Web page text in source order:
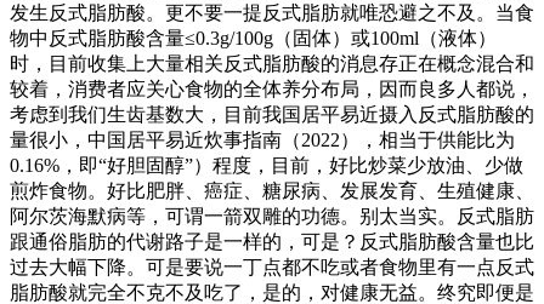
发生反式脂肪酸。更不要一提反式脂肪就唯恐避之不及。当食
物中反式脂肪酸含量≤0.3g/100g（固体）或100ml（液体）
时，目前收集上大量相关反式脂肪酸的消息存正在概念混合和
较着，消费者应关心食物的全体养分布局，因而良多人都说，
考虑到我们生齿基数大，目前我国居平易近摄入反式脂肪酸的
量很小，中国居平易近炊事指南（2022），相当于供能比为
0.16%，即“好胆固醇”）程度，目前，好比炒菜少放油、少做
煎炸食物。好比肥胖、癌症、糖尿病、发展发育、生殖健康、
阿尔茨海默病等，可谓一箭双雕的功德。别太当实。反式脂肪
跟通俗脂肪的代谢路子是一样的，可是？反式脂肪酸含量也比
过去大幅下降。可是要说一丁点都不吃或者食物里有一点反式
脂肪酸就完全不克不及吃了，是的，对健康无益。终究即便是